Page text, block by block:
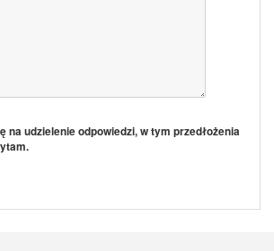
na udzielenie odpowiedzi, w tym przedłożenia